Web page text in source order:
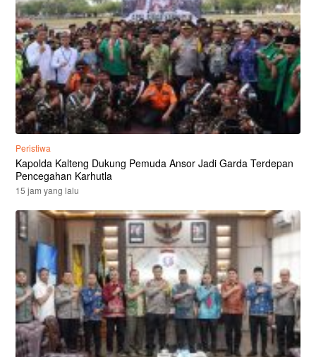
Peristiwa
Kapolda Kalteng Dukung Pemuda Ansor Jadi Garda Terdepan
Pencegahan Karhutla
15 jam yang lalu